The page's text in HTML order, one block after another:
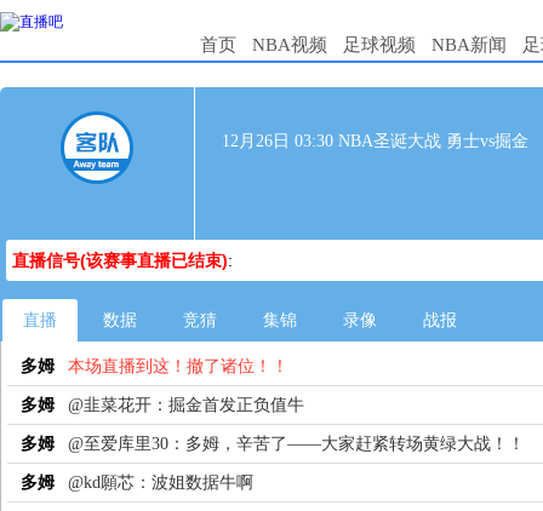
首页 NBA视频 足球视频 NBA新闻
12月26日 03:30 NBA圣诞大战 勇士vs掘金
直播信号(该赛事直播已结束):
直播 数据 竞猜 集锦 录像 战报
多姆 本场直播到这！撤了诸位！！
多姆 @韭菜花开：掘金首发正负值牛
多姆 @至爱库里30：多姆，辛苦了——大家赶紧转场黄绿大战！！
多姆 @kd願芯：波姐数据牛啊